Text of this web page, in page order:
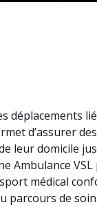
déplacements
d’assurer
leur domicile
Ambulance
médical
parcours de soin.